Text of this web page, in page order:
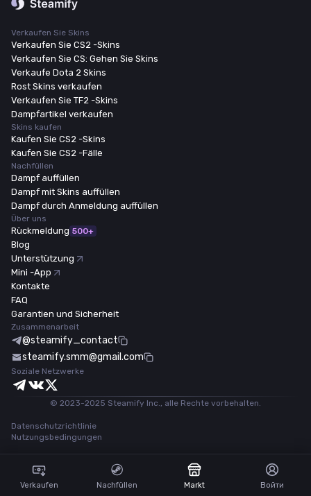
Verkaufen Sie Skins
Verkaufen Sie CS2 -Skins
Verkaufen Sie CS: Gehen Sie Skins
Verkaufe Dota 2 Skins
Rost Skins verkaufen
Verkaufen Sie TF2 -Skins
Dampfartikel verkaufen
Skins kaufen
Kaufen Sie CS2 -Skins
Kaufen Sie CS2 -Fälle
Nachfüllen
Dampf auffüllen
Dampf mit Skins auffüllen
Dampf durch Anmeldung auffüllen
Über uns
Rückmeldung 500+
Blog
Unterstützung
Mini -App
Kontakte
FAQ
Garantien und Sicherheit
Zusammenarbeit
@steamify_contact
steamify.smm@gmail.com
Soziale Netzwerke
© 2023-2025 Steamify Inc., alle Rechte vorbehalten.
Datenschutzrichtlinie
Nutzungsbedingungen
Verkaufen Nachfüllen Markt Войти